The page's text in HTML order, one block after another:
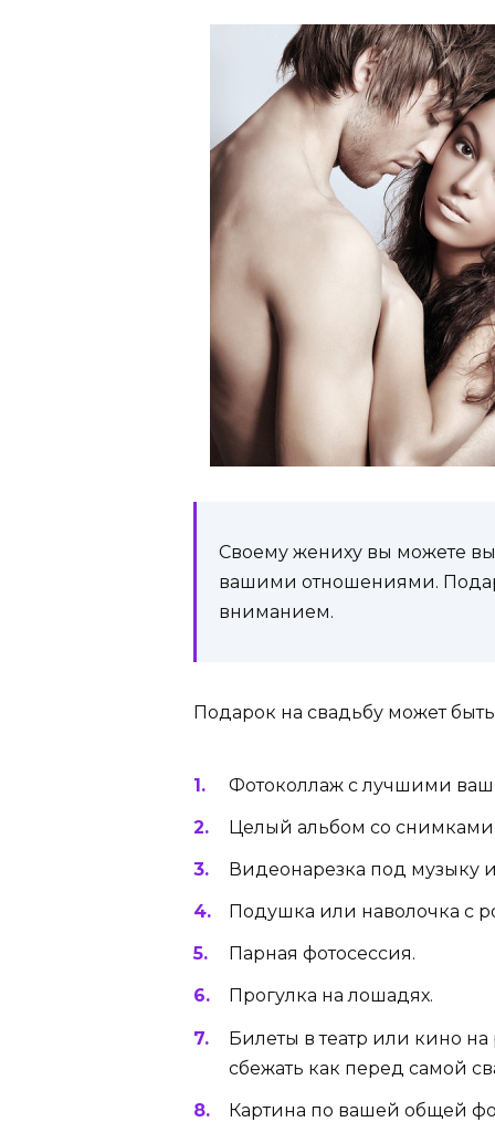
Своему жениху вы можете
вашими отношениями.
вниманием.
Подарок на свадьбу может
Фотоколлаж с лучшими
Целый альбом со
Видеонарезка под музыку
Подушка или наволочка с
Парная фотосессия.
Прогулка на лошадях.
Билеты в театр или кино
сбежать как перед самой
Картина по вашей общей